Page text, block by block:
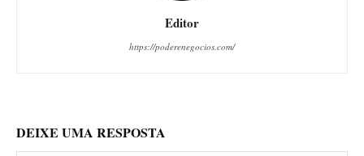
Editor
https://poderenegocios.com/
DEIXE UMA RESPOSTA